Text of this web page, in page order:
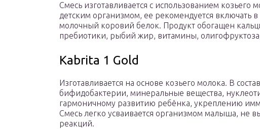
Смесь изготавливается с использованием козьего
детским организмом, ее рекомендуется включать
молочный коровий белок. Продукт обогащен
пребиотики, рыбий жир, витамины,
Kabrita 1 Gold
Изготавливается на основе козьего молока. В
бифидобактерии, минеральные вещества,
гармоничному развитию ребёнка, укреплению
Смесь легко усваивается организмом малыша, не
реакций.